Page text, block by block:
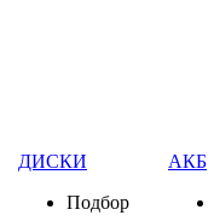
ДИСКИ
Подбор
АКБ